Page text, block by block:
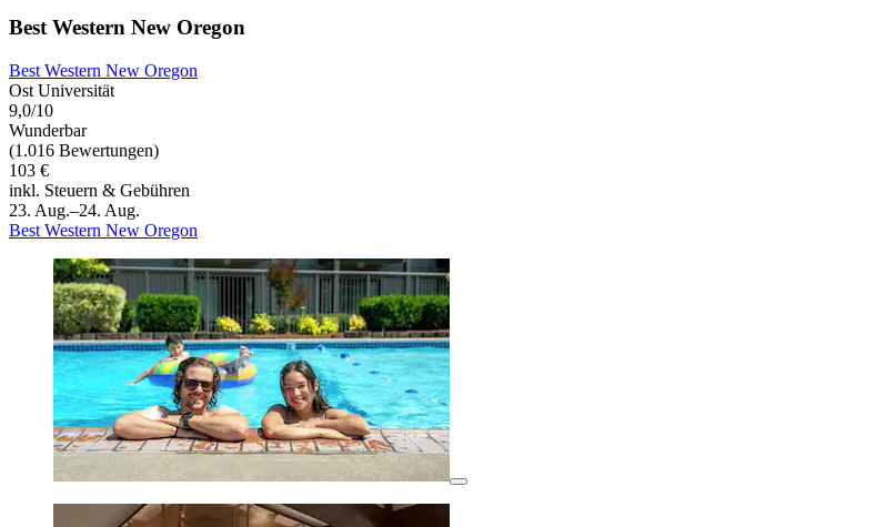
Best Western New Oregon
Best Western New Oregon
Ost Universität
9,0/10
Wunderbar
(1.016 Bewertungen)
103 €
inkl. Steuern & Gebühren
23. Aug.–24. Aug.
Best Western New Oregon